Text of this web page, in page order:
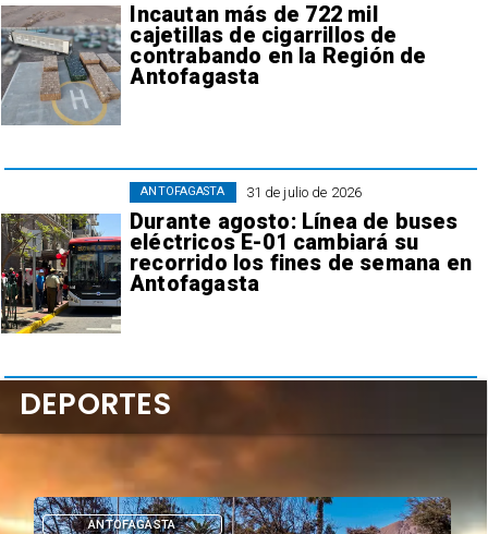
Incautan más de 722 mil
cajetillas de cigarrillos de
contrabando en la Región de
Antofagasta
31 de julio de 2026
Durante agosto: Línea de buses
eléctricos E-01 cambiará su
recorrido los fines de semana en
Antofagasta
ANTOFAGASTA
DEPORTES
DEPORTES